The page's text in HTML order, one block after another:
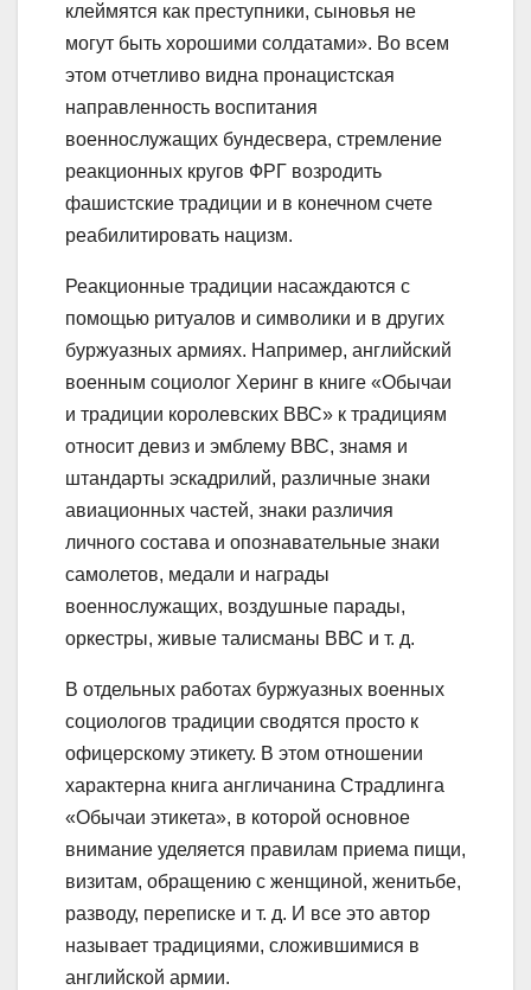
клеймятся как преступники, сыновья не
могут быть хорошими солдатами». Во всем
этом отчетливо видна пронацистская
направленность воспитания
военнослужащих бундесвера, стремление
реакционных кругов ФРГ возродить
фашистские традиции и в конечном счете
реабилитировать нацизм.
Реакционные традиции насаждаются с
помощью ритуалов и символики и в других
буржуазных армиях. Например, английский
военным социолог Херинг в книге «Обычаи
и традиции королевских ВВС» к традициям
относит девиз и эмблему ВВС, знамя и
штандарты эскадрилий, различные знаки
авиационных частей, знаки различия
личного состава и опознавательные знаки
самолетов, медали и награды
военнослужащих, воздушные парады,
оркестры, живые талисманы ВВС и т. д.
В отдельных работах буржуазных военных
социологов традиции сводятся просто к
офицерскому этикету. В этом отношении
характерна книга англичанина Страдлинга
«Обычаи этикета», в которой основное
внимание уделяется правилам приема пищи,
визитам, обращению с женщиной, женитьбе,
разводу, переписке и т. д. И все это автор
называет традициями, сложившимися в
английской армии.